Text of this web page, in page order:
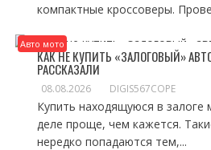
компактные кроссоверы.
Авто мото
КАК НЕ КУПИТЬ «ЗАЛОГОВЫЙ»
РАССКАЗАЛИ
08.08.2026 DIGIS567COPE
Купить находящуюся в
деле проще, чем кажется.
нередко попадаются тем,...